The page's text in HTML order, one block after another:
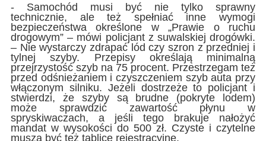
- Samochód musi być nie tylko sprawny
technicznie, ale też spełniać inne wymogi
bezpieczeństwa określone w „Prawie o ruchu
drogowym” – mówi policjant z suwalskiej drogówki.
– Nie wystarczy zdrapać lód czy szron z przedniej i
tylnej szyby. Przepisy określają minimalną
przejrzystość szyb na 75 procent. Przestrzegam też
przed odśnieżaniem i czyszczeniem szyb auta przy
włączonym silniku. Jeżeli dostrzeże to policjant i
stwierdzi, że szyby są brudne (pokryte lodem)
może sprawdzić zawartość płynu w
spryskiwaczach, a jeśli tego brakuje nałożyć
mandat w wysokości do 500 zł. Czyste i czytelne
muszą być też tablice rejestracyjne.